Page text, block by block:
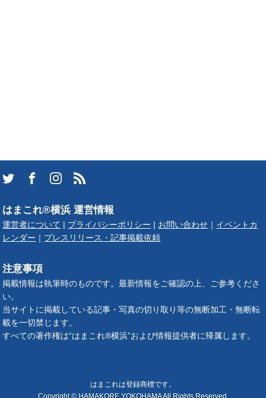
はまこれ®横浜 運営情報
運営者について プライバシーポリシー お問い合わせ
イベントカ
レンダー
プレスリリース・記事掲載依頼
注意事項
掲載情報は執筆時のものです。最新情報をご確認の上、ご参考くださ
い。
当サイトに掲載している記事・写真の切り取り等の無断加工・無断転
載を一切禁じます。
すべての著作権は“はまこれ®横浜”および情報提供者に帰属します。
はまこれは登録商標です。
Copyright © HAMAKORE YOKOHAMA All Rights Reserved.